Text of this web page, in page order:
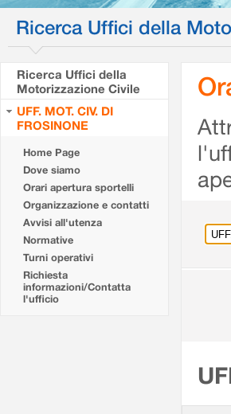
Ricerca Uffici della
Ricerca Uffici della
Motorizzazione Civile
UFF. MOT. CIV. DI
FROSINONE
Home Page
Dove siamo
Orari apertura sportelli
Organizzazione e contatti
Avvisi all'utenza
Normative
Turni operativi
Richiesta
informazioni/Contatta
l'ufficio